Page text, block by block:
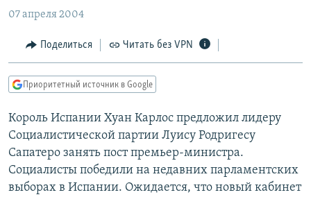
главной
навигации
Вернутся
поиску
IDEL.РЕАЛИИ
КАВКАЗ.РЕАЛИИ
СЕВЕР.РЕАЛИИ
РАСПИСАНИЕ ВЕЩАНИЯ
ПОДПИШИТЕСЬ НА РАССЫЛКУ
СОЦИАЛЬНЫЕ СЕТИ
07 апреля 2004
Поделиться Читать без VPN
Приоритетный источник в Google
Король Испании Хуан Карлос предложил лидеру
Социалистической партии Луису Родригесу
Сапатеро занять пост премьер-министра.
Социалисты победили на недавних парламентских
выборах в Испании. Ожидается, что новый кабинет